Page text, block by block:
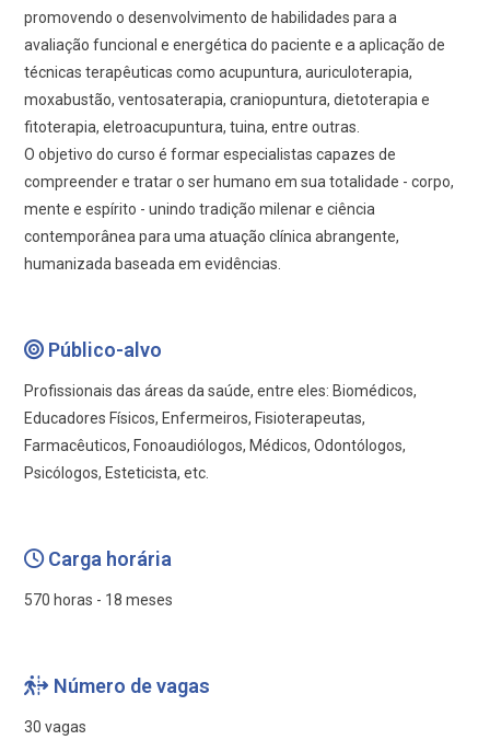
promovendo o desenvolvimento de habilidades para a
avaliação funcional e energética do paciente e a aplicação de
técnicas terapêuticas como acupuntura, auriculoterapia,
moxabustão, ventosaterapia, craniopuntura, dietoterapia e
fitoterapia, eletroacupuntura, tuina, entre outras.
O objetivo do curso é formar especialistas capazes de
compreender e tratar o ser humano em sua totalidade - corpo,
mente e espírito - unindo tradição milenar e ciência
contemporânea para uma atuação clínica abrangente,
humanizada baseada em evidências.
Público-alvo
Profissionais das áreas da saúde, entre eles: Biomédicos,
Educadores Físicos, Enfermeiros, Fisioterapeutas,
Farmacêuticos, Fonoaudiólogos, Médicos, Odontólogos,
Psicólogos, Esteticista, etc.
Carga horária
570 horas - 18 meses
Número de vagas
30 vagas